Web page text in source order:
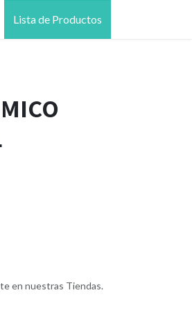
Lista de Productos
en nuestras Tiendas.